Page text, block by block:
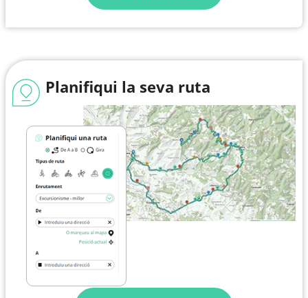
Planifiqui la seva ruta